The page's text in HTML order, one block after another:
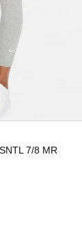
7/8 MR